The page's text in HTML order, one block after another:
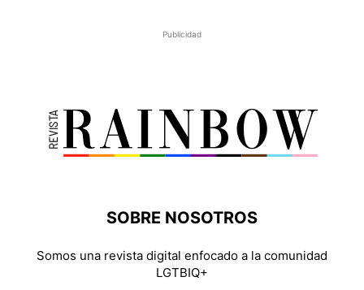
Publicidad
SOBRE NOSOTROS
Somos una revista digital enfocado a la comunidad
LGTBIQ+